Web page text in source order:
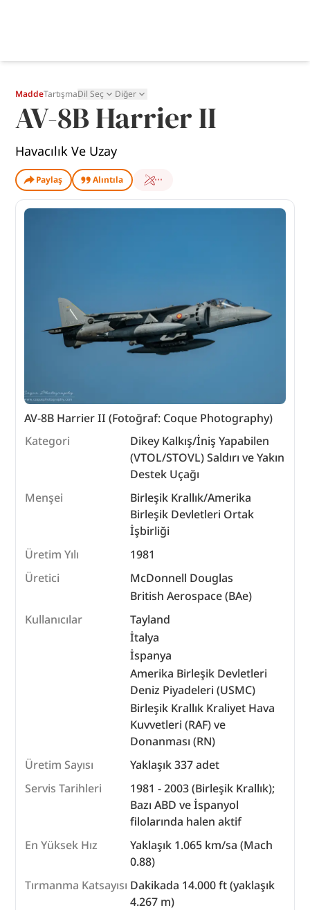
MaddeTartışmaDil Seç Diğer
AV-8B Harrier II
Havacılık Ve Uzay
Paylaş Alıntıla
AV-8B Harrier II (Fotoğraf: Coque Photography)
Kategori
Dikey Kalkış/İniş Yapabilen
(VTOL/STOVL) Saldırı ve Yakın
Destek Uçağı
Menşei
Birleşik Krallık/Amerika
Birleşik Devletleri Ortak
İşbirliği
Üretim Yılı
1981
Üretici
McDonnell Douglas
British Aerospace (BAe)
Kullanıcılar
Tayland
İtalya
İspanya
Amerika Birleşik Devletleri
Deniz Piyadeleri (USMC)
Birleşik Krallık Kraliyet Hava
Kuvvetleri (RAF) ve
Donanması (RN)
Üretim Sayısı
Yaklaşık 337 adet
Servis Tarihleri
1981 - 2003 (Birleşik Krallık);
Bazı ABD ve İspanyol
filolarında halen aktif
En Yüksek Hız
Yaklaşık 1.065 km/sa (Mach
0.88)
Tırmanma Katsayısı Dakikada 14.000 ft (yaklaşık
4.267 m)